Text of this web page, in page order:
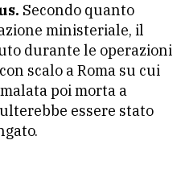
Secondo quanto
ministeriale, il
durante le operazioni
scalo a Roma su cui
poi morta a
essere stato